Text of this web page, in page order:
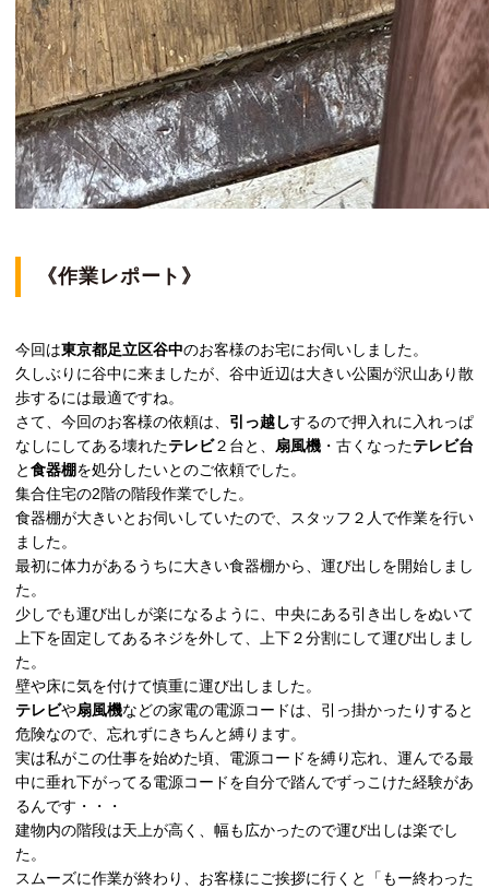
《作業レポート》
今回は東京都足立区谷中のお客様のお宅にお伺いしました。
久しぶりに谷中に来ましたが、谷中近辺は大きい公園が沢山あり散
歩するには最適ですね。
さて、今回のお客様の依頼は、 引っ越しするので押入れに入れっぱ
なしにしてある壊れたテレビ２台と、 扇風機 ・古くなったテレビ台
と食器棚を処分したいとのご依頼でした。
集合住宅の2階の階段作業でした。
食器棚が大きいとお伺いしていたので、スタッフ２人で作業を行い
ました。
最初に体力があるうちに大きい食器棚から、運び出しを開始しまし
た。
少しでも運び出しが楽になるように、中央にある引き出しをぬいて
上下を固定してあるネジを外して、上下２分割にして運び出しまし
た。
壁や床に気を付けて慎重に運び出しました。
テレビや扇風機などの家電の電源コードは、引っ掛かったりすると
危険なので、忘れずにきちんと縛ります。
実は私がこの仕事を始めた頃、電源コードを縛り忘れ、運んでる最
中に垂れ下がってる電源コードを自分で踏んでずっこけた経験があ
るんです・・・
建物内の階段は天上が高く、幅も広かったので運び出しは楽でし
た。
スムーズに作業が終わり、お客様にご挨拶に行くと「もー終わった